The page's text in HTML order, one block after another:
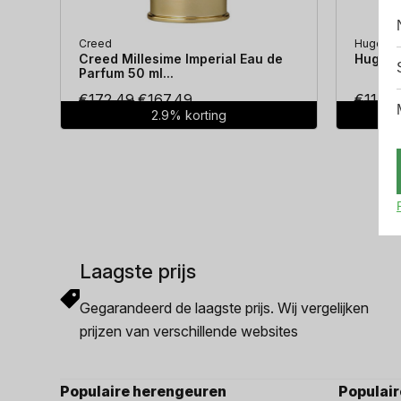
Creed
Creed Millesime Imperial Eau de
Parfum 50 ml...
€172.49Oorspronkelijke
prijs
€167.49Huidige
prijs
2.9% korting
Hugo
Hugo
€114.38
Laagste prijs
Gegarandeerd de laagste prijs. Wij vergelijken
prijzen van verschillende websites
Populaire herengeuren